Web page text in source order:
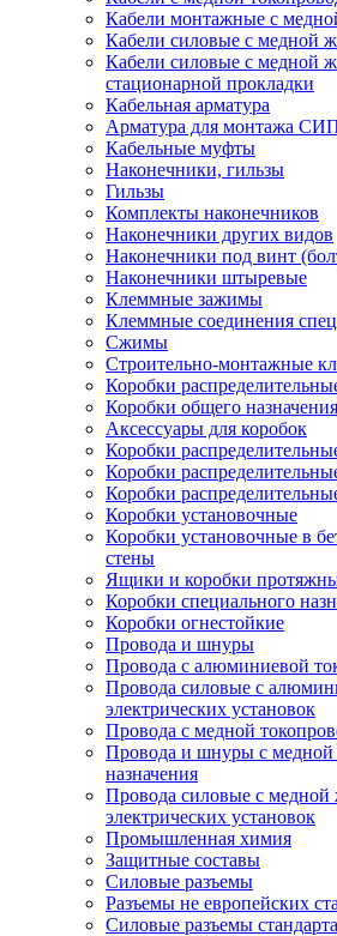
Кабели монтажные с
Кабели силовые с медной
Кабели силовые с медной
стационарной прокладки
Кабельная арматура
Арматура для монтажа
Кабельные муфты
Наконечники, гильзы
Гильзы
Комплекты наконечников
Наконечники других видов
Наконечники под винт
Наконечники штыревые
Клеммные зажимы
Клеммные соединения
Сжимы
Строительно-монтажные
Коробки
Коробки общего назначения
Аксессуары для коробок
Коробки
Коробки
Коробки
Коробки установочные
Коробки установочные в
стены
Ящики и коробки
Коробки специального
Коробки огнестойкие
Провода и шнуры
Провода с алюминиевой
Провода силовые с
электрических установок
Провода с медной
Провода и шнуры с медной
назначения
Провода силовые с медной
электрических установок
Промышленная химия
Защитные составы
Силовые разъемы
Разъемы не европейских
Силовые разъемы